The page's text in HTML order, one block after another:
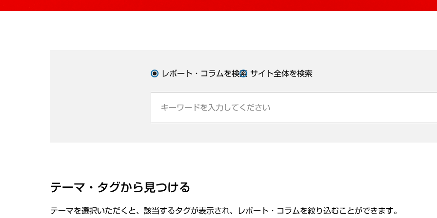
レポート・コラムを検索 サイト全体を検索
テーマ・タグから見つける
テーマを選択いただくと、該当するタグが表示され、レポート・コラムを絞り込むことができます。